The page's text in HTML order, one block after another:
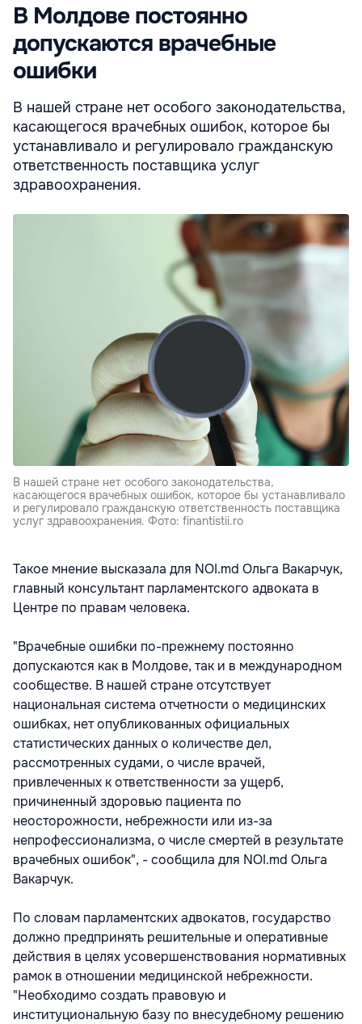
В Молдове постоянно
допускаются врачебные
ошибки
В нашей стране нет особого законодательства,
касающегося врачебных ошибок, которое бы
устанавливало и регулировало гражданскую
ответственность поставщика услуг
здравоохранения.
В нашей стране нет особого законодательства,
касающегося врачебных ошибок, которое бы устанавливало
и регулировало гражданскую ответственность поставщика
услуг здравоохранения. Фото: finantistii.ro
Такое мнение высказала для NOI.md Ольга Вакарчук,
главный консультант парламентского адвоката в
Центре по правам человека.
"Врачебные ошибки по-прежнему постоянно
допускаются как в Молдове, так и в международном
сообществе. В нашей стране отсутствует
национальная система отчетности о медицинских
ошибках, нет опубликованных официальных
статистических данных о количестве дел,
рассмотренных судами, о числе врачей,
привлеченных к ответственности за ущерб,
причиненный здоровью пациента по
неосторожности, небрежности или из-за
непрофессионализма, о числе смертей в результате
врачебных ошибок", - сообщила для NOI.md Ольга
Вакарчук.
По словам парламентских адвокатов, государство
должно предпринять решительные и оперативные
действия в целях усовершенствования нормативных
рамок в отношении медицинской небрежности.
"Необходимо создать правовую и
институциональную базу по внесудебному решению